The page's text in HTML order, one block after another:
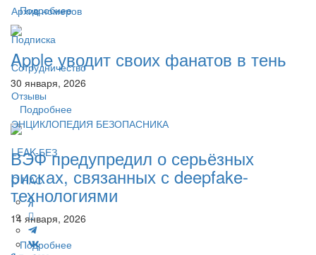
Архив номеров
Подписка
Сотрудничество
Отзывы
ЭНЦИКЛОПЕДИЯ БЕЗОПАСНИКА
LEAK-БЕЗ
О НАС
Подробнее
Apple уводит своих фанатов в тень
30 января, 2026
Подробнее
ВЭФ предупредил о серьёзных
рисках, связанных с deepfake-
технологиями
14 января, 2026
Подробнее